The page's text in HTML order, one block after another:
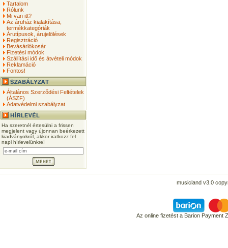
Tartalom
Rólunk
Mi van itt?
Az áruház kialakítása,
termékkategóriák
Árutípusok, árujelölések
Regisztráció
Bevásárlókosár
Fizetési módok
Szállítási idő és átvételi módok
Reklamáció
Fontos!
Általános Szerződési Feltételek
(ÁSZF)
Adatvédelmi szabályzat
Ha szeretnél értesülni a frissen
megjelent vagy újonnan beérkezett
kiadványokról, akkor iratkozz fel
napi hírlevelünkre!
musicland v3.0
Az online fizetést a Barion Payment